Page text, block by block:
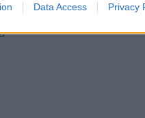
Data Access Privacy
11. (csütörtök), 19:00 –